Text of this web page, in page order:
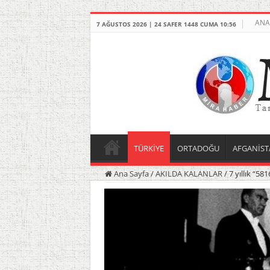
7 AĞUSTOS 2026 | 24 SAFER 1448 CUMA 10:56
TÜRKİYE ORTADOĞU
Ana Sayfa/AKILDA KALANLAR/7 yıllık